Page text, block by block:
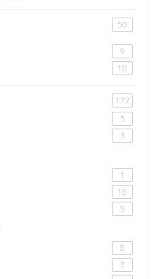
50
9
18
177
5
3
1
18
9
8
7